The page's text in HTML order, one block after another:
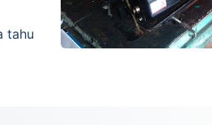
tahu